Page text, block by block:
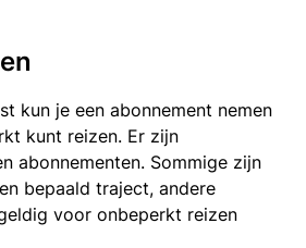
kun je een abonnement nemen
kunt reizen. Er zijn
abonnementen. Sommige zijn
bepaald traject, andere
voor onbeperkt reizen